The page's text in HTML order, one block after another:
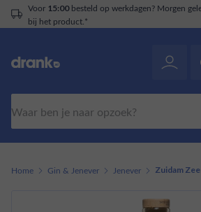
Voor 15:00besteld op werkdagen? Morgen
bij het product.*
Home Gin & Jenever Jenever Zuidam